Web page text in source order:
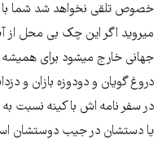
خصوص تلقی نخواهد شد شما با
میروید اگر این چک بی محل از آب
جهانی خارج میشود برای همیشه
دروغ گویان و دودوزه بازان و
در سفر نامه اش با کینه نسبت به